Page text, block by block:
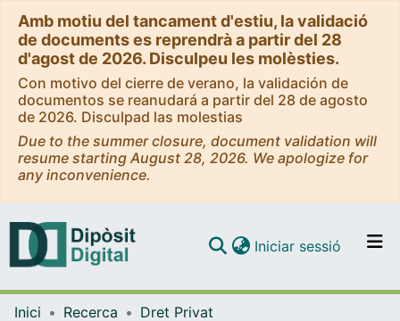
Amb motiu del tancament d'estiu, la validació
de documents es reprendrà a partir del 28
d'agost de 2026. Disculpeu les molèsties.
Con motivo del cierre de verano, la validación de
documentos se reanudará a partir del 28 de agosto
de 2026. Disculpad las molestias
Due to the summer closure, document validation will
resume starting August 28, 2026. We apologize for
any inconvenience.
Navega per tot el DD
Iniciar sessió (current)
Inici Recerca
Dret Privat